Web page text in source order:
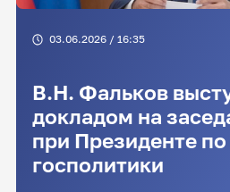
03.06.2026 / 16:35
В.Н. Фальков
докладом на
при Президенте
госполитики